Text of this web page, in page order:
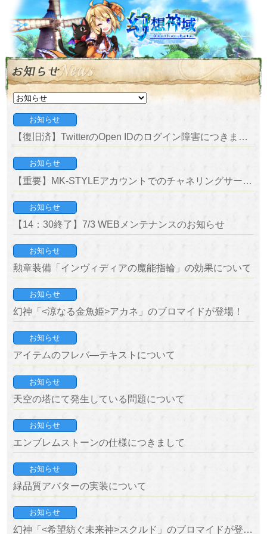
お知らせ
【復旧済】TwitterのOpen IDのログイン障害につきまして
お知らせ
【重要】MK-STYLEアカウントでのチャネリングサービス終了のお知らせ
お知らせ
【14：30終了】7/3 WEBメンテナンスのお知らせ
お知らせ
勲章装備「インヴィディアの魔能指輪」の効果について
お知らせ
幻神「<涼なる金魚姫>アカネ」のブロマイドが登場！
お知らせ
アイテムのフレバ―テキストについて
お知らせ
天空の塔にて発生している問題について
お知らせ
エンブレムストーンの仕様につきまして
お知らせ
緑品質アバターの実装について
お知らせ
幻神「<希望紡ぐ未来神>スクルド」のブロマイドが登場！